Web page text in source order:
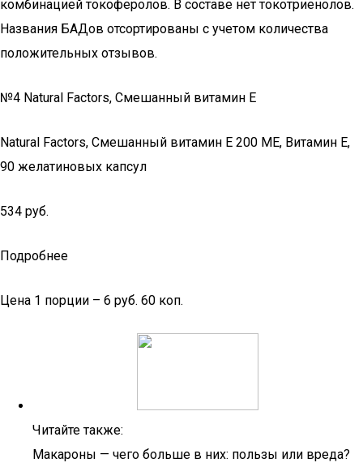
комбинацией токоферолов. В составе нет токотриенолов.
Названия БАДов отсортированы с учетом количества
положительных отзывов.
№4 Natural Factors, Смешанный витамин E
Natural Factors, Смешанный витамин E 200 МЕ, Витамин E,
90 желатиновых капсул
534 руб.
Подробнее
Цена 1 порции – 6 руб. 60 коп.
Читайте также:
Макароны — чего больше в них: пользы или вреда?